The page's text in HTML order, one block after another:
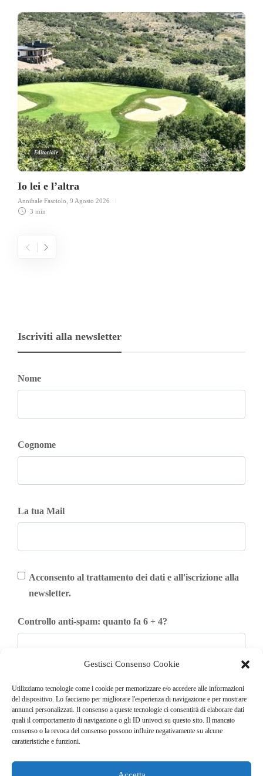
Gestisci Consenso Cookie
Utilizziamo tecnologie come i cookie per memorizzare e/o accedere alle informazioni
del dispositivo. Lo facciamo per migliorare l'esperienza di navigazione e per mostrare
annunci personalizzati. Il consenso a queste tecnologie ci consentirà di elaborare dati
quali il comportamento di navigazione o gli ID univoci su questo sito. Il mancato
consenso o la revoca del consenso possono influire negativamente su alcune
caratteristiche e funzioni.
Editoriale
Io lei e l’altra
Annibale Fasciolo 9 Agosto 2026
3 min
Iscriviti alla newsletter
Nome
Cognome
La tua Mail
Acconsento al trattamento dei dati e all'iscrizione alla
newsletter.
Controllo anti-spam: quanto fa 6 + 4?
Iscriviti